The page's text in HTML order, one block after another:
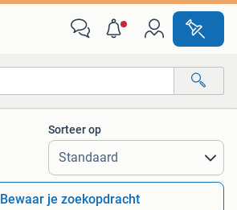
Alle afstanden…
Sorteer op
Bewaar je zoekopdracht